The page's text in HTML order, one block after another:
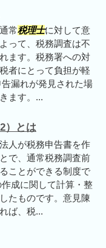
常税理士に対して意
って、税務調査は不
ます。税務署への対
者にとって負担が軽
漏れが発見された場
ます。...
）とは
法人が税務申告書を作
で、通常税務調査前
ことができる制度で
成に関して計算・整
たものです。意見陳
ば、税...